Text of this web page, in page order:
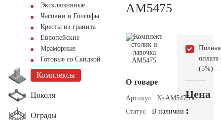
Эксклюзивные
Часовни и Голгофы
Кресты из гранита
Европейские
Мраморные
Готовые со Скидкой
Комплексы
Цоколя
Ограды
АМ5475
О товаре
Артикул
№ AM5475
Статус
В наличии
Полная
оплата
(5%)
Цена
: